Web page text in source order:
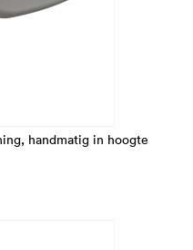
handmatig in hoogte